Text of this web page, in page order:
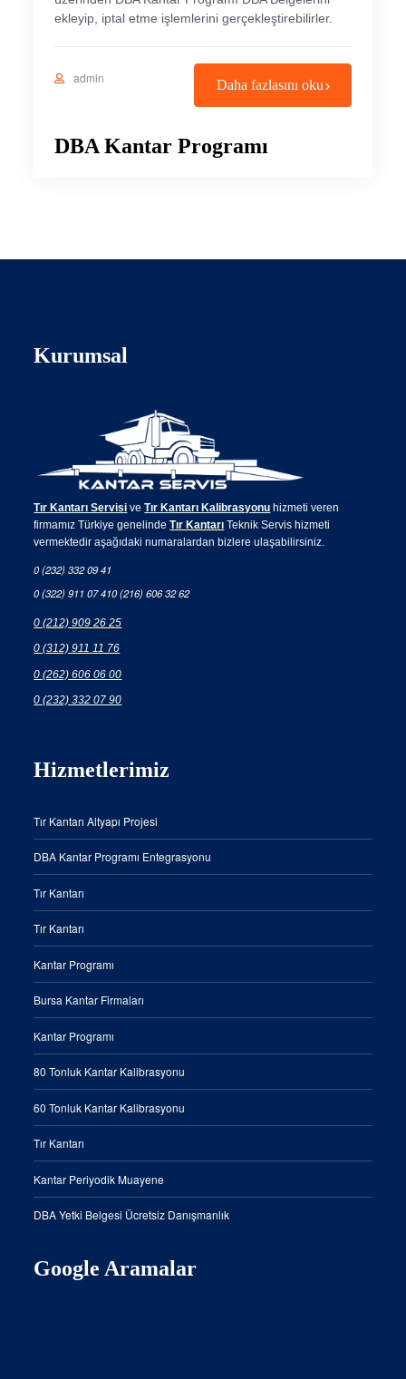
ekleyip, iptal etme işlemlerini gerçekleştirebilirler.
admin Daha fazlasını oku
DBA Kantar Programı
Kurumsal
Tır Kantarı Servisi veTır Kantarı Kalibrasyonu hizmeti veren
firmamız Türkiye genelindeTır Kantarı Teknik Servis hizmeti
vermektedir aşağıdaki numaralardan bizlere ulaşabilirsiniz.
0 (232) 332 09 41
0 (322) 911 07 410 (216) 606 32 62
0 (212) 909 26 25
0 (312) 911 11 76
0 (262) 606 06 00
0 (232) 332 07 90
Hizmetlerimiz
Tır Kantarı Altyapı Projesi
DBA Kantar Programı Entegrasyonu
Tır Kantarı
Tır Kantarı
Kantar Programı
Bursa Kantar Firmaları
Kantar Programı
80 Tonluk Kantar Kalibrasyonu
60 Tonluk Kantar Kalibrasyonu
Tır Kantarı
Kantar Periyodik Muayene
DBA Yetki Belgesi Ücretsiz Danışmanlık
Google Aramalar